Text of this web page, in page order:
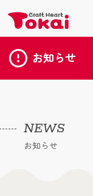
お知らせ
NEWS
お知らせ